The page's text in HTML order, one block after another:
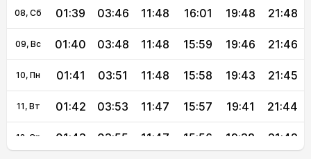
08, Сб 01:39 03:46 11:48 16:01 19:48 21:48
09, Вс 01:40 03:48 11:48 15:59 19:46 21:46
10, Пн 01:41 03:51 11:48 15:58 19:43 21:45
11, Вт 01:42 03:53 11:47 15:57 19:41 21:44
12, Ср 01:43 03:55 11:47 15:56 19:38 21:42